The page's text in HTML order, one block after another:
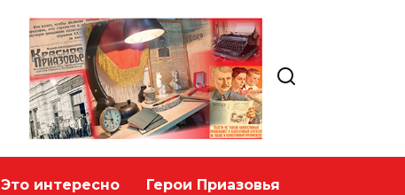
Это интересно Герои Приазовья